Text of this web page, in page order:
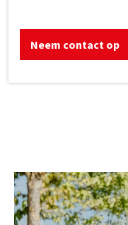
Neem contact op